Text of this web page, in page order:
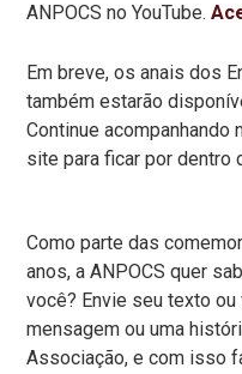
ANPOCS no YouTube.
Em breve, os anais dos
também estarão
Continue
site para ficar por dentro
Como parte das
anos, a ANPOCS quer
você? Envie seu texto
mensagem ou uma
Associação, e com isso